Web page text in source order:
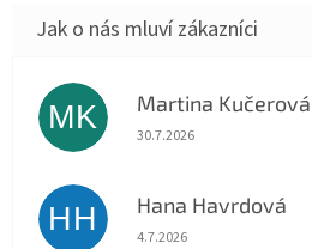
MK Martina Kučerová
Hodnocení obchodu je 5
30.7.2026
HH Hana Havrdová
Hodnocení obchodu je 5
4.7.2026